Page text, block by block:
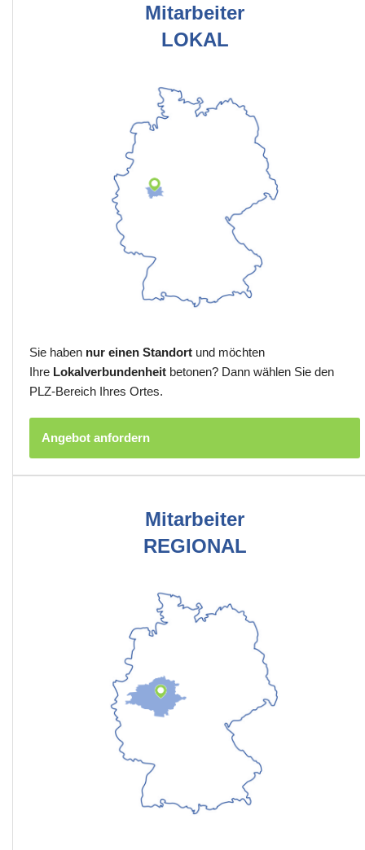
Mitarbeiter
LOKAL
Sie haben nur einen Standort und möchten
Ihre Lokalverbundenheit betonen? Dann wählen Sie den
PLZ-Bereich Ihres Ortes.
Angebot anfordern
Mitarbeiter
REGIONAL